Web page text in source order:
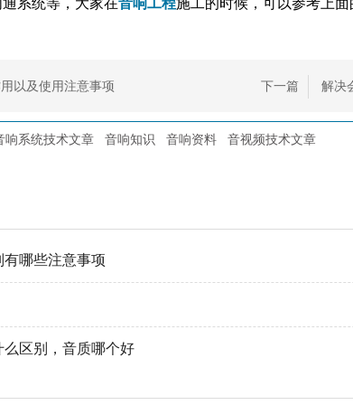
系统等，大家在音响工程施工的时候，可以参考上
以及使用注意事项 下一篇 解决
响系统技术文章 音响知识 音响资料 音视频技术文章
哪些注意事项
区别，音质哪个好